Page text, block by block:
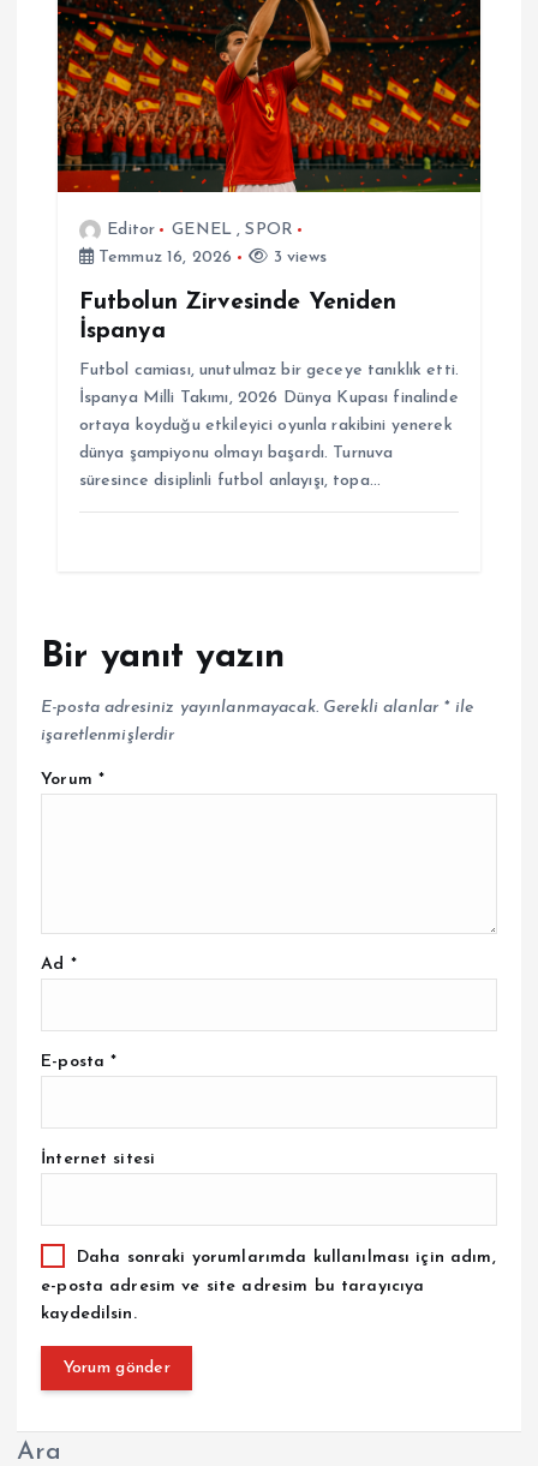
Editor GENEL,SPOR
Temmuz 16, 2026
3 views
Futbolun Zirvesinde Yeniden
İspanya
Futbol camiası, unutulmaz bir geceye tanıklık etti.
İspanya Milli Takımı, 2026 Dünya Kupası finalinde
ortaya koyduğu etkileyici oyunla rakibini yenerek
dünya şampiyonu olmayı başardı. Turnuva
süresince disiplinli futbol anlayışı, topa…
Bir yanıt yazın
E-posta adresiniz yayınlanmayacak. Gerekli alanlar *ile
işaretlenmişlerdir
Yorum *
Ad *
E-posta*
İnternet sitesi
Daha sonraki yorumlarımda kullanılması için adım,
e-posta adresim ve site adresim bu tarayıcıya
kaydedilsin.
Ara